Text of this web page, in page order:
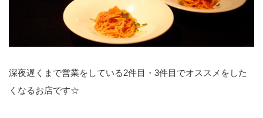
深夜遅くまで営業をしている2件目・3件目でオススメをした
くなるお店です☆